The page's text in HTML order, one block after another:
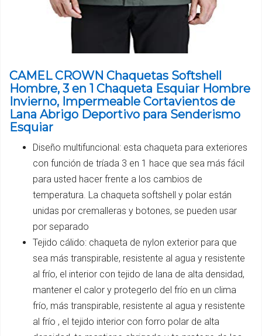
CAMEL CROWN Chaquetas Softshell
Hombre, 3 en 1 Chaqueta Esquiar Hombre
Invierno, Impermeable Cortavientos de
Lana Abrigo Deportivo para Senderismo
Esquiar
Diseño multifuncional: esta chaqueta para exteriores
con función de tríada 3 en 1 hace que sea más fácil
para usted hacer frente a los cambios de
temperatura. La chaqueta softshell y polar están
unidas por cremalleras y botones, se pueden usar
por separado
Tejido cálido: chaqueta de nylon exterior para que
sea más transpirable, resistente al agua y resistente
al frío, el interior con tejido de lana de alta densidad,
mantener el calor y protegerlo del frío en un clima
frío, más transpirable, resistente al agua y resistente
al frío , el tejido interior con forro polar de alta